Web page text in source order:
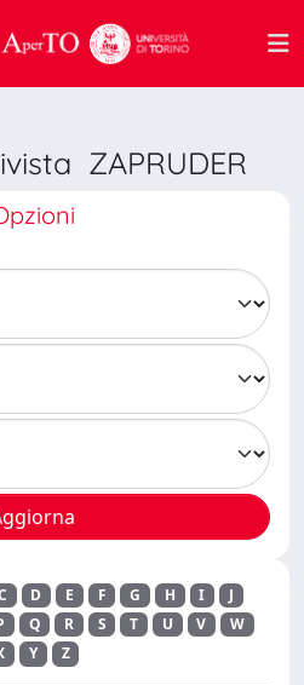
ZAPRUDER
D E F G H I
J
Q R S T U V
W
Y Z